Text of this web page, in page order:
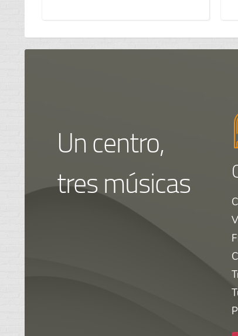
Un centro,
tres músicas